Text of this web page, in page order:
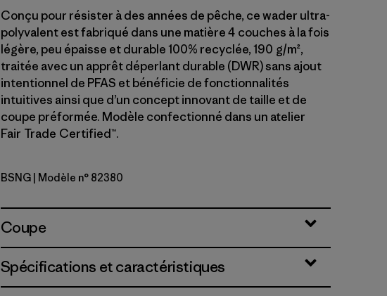
Conçu pour résister à des années de pêche, ce wader ultra-
polyvalent est fabriqué dans une matière 4 couches à la fois
légère, peu épaisse et durable 100% recyclée, 190 g/m²,
traitée avec un apprêt déperlant durable (DWR) sans ajout
intentionnel de PFAS et bénéficie de fonctionnalités
intuitives ainsi que d’un concept innovant de taille et de
coupe préformée. Modèle confectionné dans un atelier
Fair Trade Certified™.
Basin Green
BSNG | Modèle n° 82380
Coupe
Spécifications et caractéristiques